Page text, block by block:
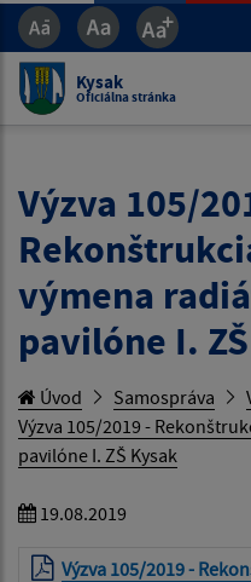
Kysak
Oficiálna stránka
Výzva 105/
výmena
pavilóne I.
Úvod Samospráva
Výzva 105/2019 -
pavilóne I. ZŠ Kysak
19.08.2019
Výzva 105/2019 -